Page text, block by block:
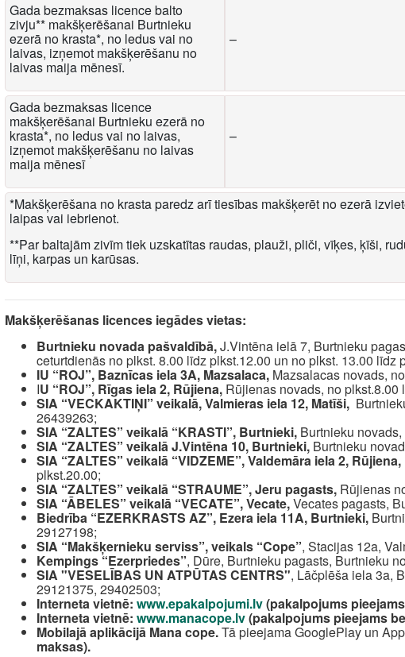
Gada bezmaksas licence balto
zivju** makšķerēšanai Burtnieku
ezerā no krasta*, no ledus vai no
laivas, izņemot makšķerēšanu no
laivas maija mēnesī.
–
Gada bezmaksas licence
makšķerēšanai Burtnieku ezerā no
krasta*, no ledus vai no laivas,
izņemot makšķerēšanu no laivas
maija mēnesī
–
*Makšķerēšana no krasta paredz arī tiesības makšķerēt no ezerā
laipas vai iebrienot.
**Par baltajām zivīm tiek uzskatītas raudas, plauži, pliči, vīķes, ķīši,
līņi, karpas un karūsas.
Makšķerēšanas licences iegādes vietas:
Burtnieku novada pašvaldībā,J.Vintēna ielā 7, Burtnieku
ceturtdienās no plkst. 8.00 līdz plkst.12.00 un no plkst. 13.00 līdz
IU “ROJ”, Baznīcas iela 3A, Mazsalaca, Mazsalacas novads,
IU “ROJ”, Rīgas iela 2, Rūjiena, Rūjienas novads, no plkst.8.00
SIA “VECKAKTIŅI” veikalā, Valmieras iela 12, Matīši,
26439263;
SIA “ZALTES” veikalā “KRASTI”, Burtnieki, Burtnieku
SIA “ZALTES” veikalā J.Vintēna 10, Burtnieki, Burtnieku
SIA “ZALTES” veikalā “VIDZEME”, Valdemāra iela 2, Rūjiena,
plkst.20.00;
SIA “ZALTES” veikalā “STRAUME”, Jeru pagasts, Rūjienas
SIA “ĀBELES” veikalā “VECATE”, Vecate,Vecates pagasts,
Biedrība “EZERKRASTS AZ”, Ezera iela 11A, Burtnieki,
29127198;
SIA “Makšķernieku serviss”, veikals “Cope”, Stacijas 12a,
Kempings “Ezerpriedes”, Dūre, Burtnieku pagasts, Burtnieku
SIA "VESELĪBAS UN ATPŪTAS CENTRS", Lāčplēša iela 3a,
29121375, 29402503;
Interneta vietnē: www.epakalpojumi.lv(pakalpojums
Interneta vietnē: www.manacope.lv(pakalpojums pieejams
Mobilajā aplikācijā Mana cope.Tā pieejama GooglePlay un
maksas).